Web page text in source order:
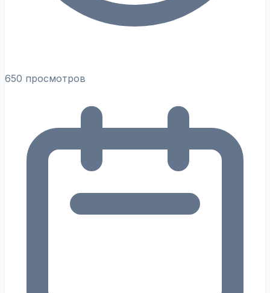
650 просмотров